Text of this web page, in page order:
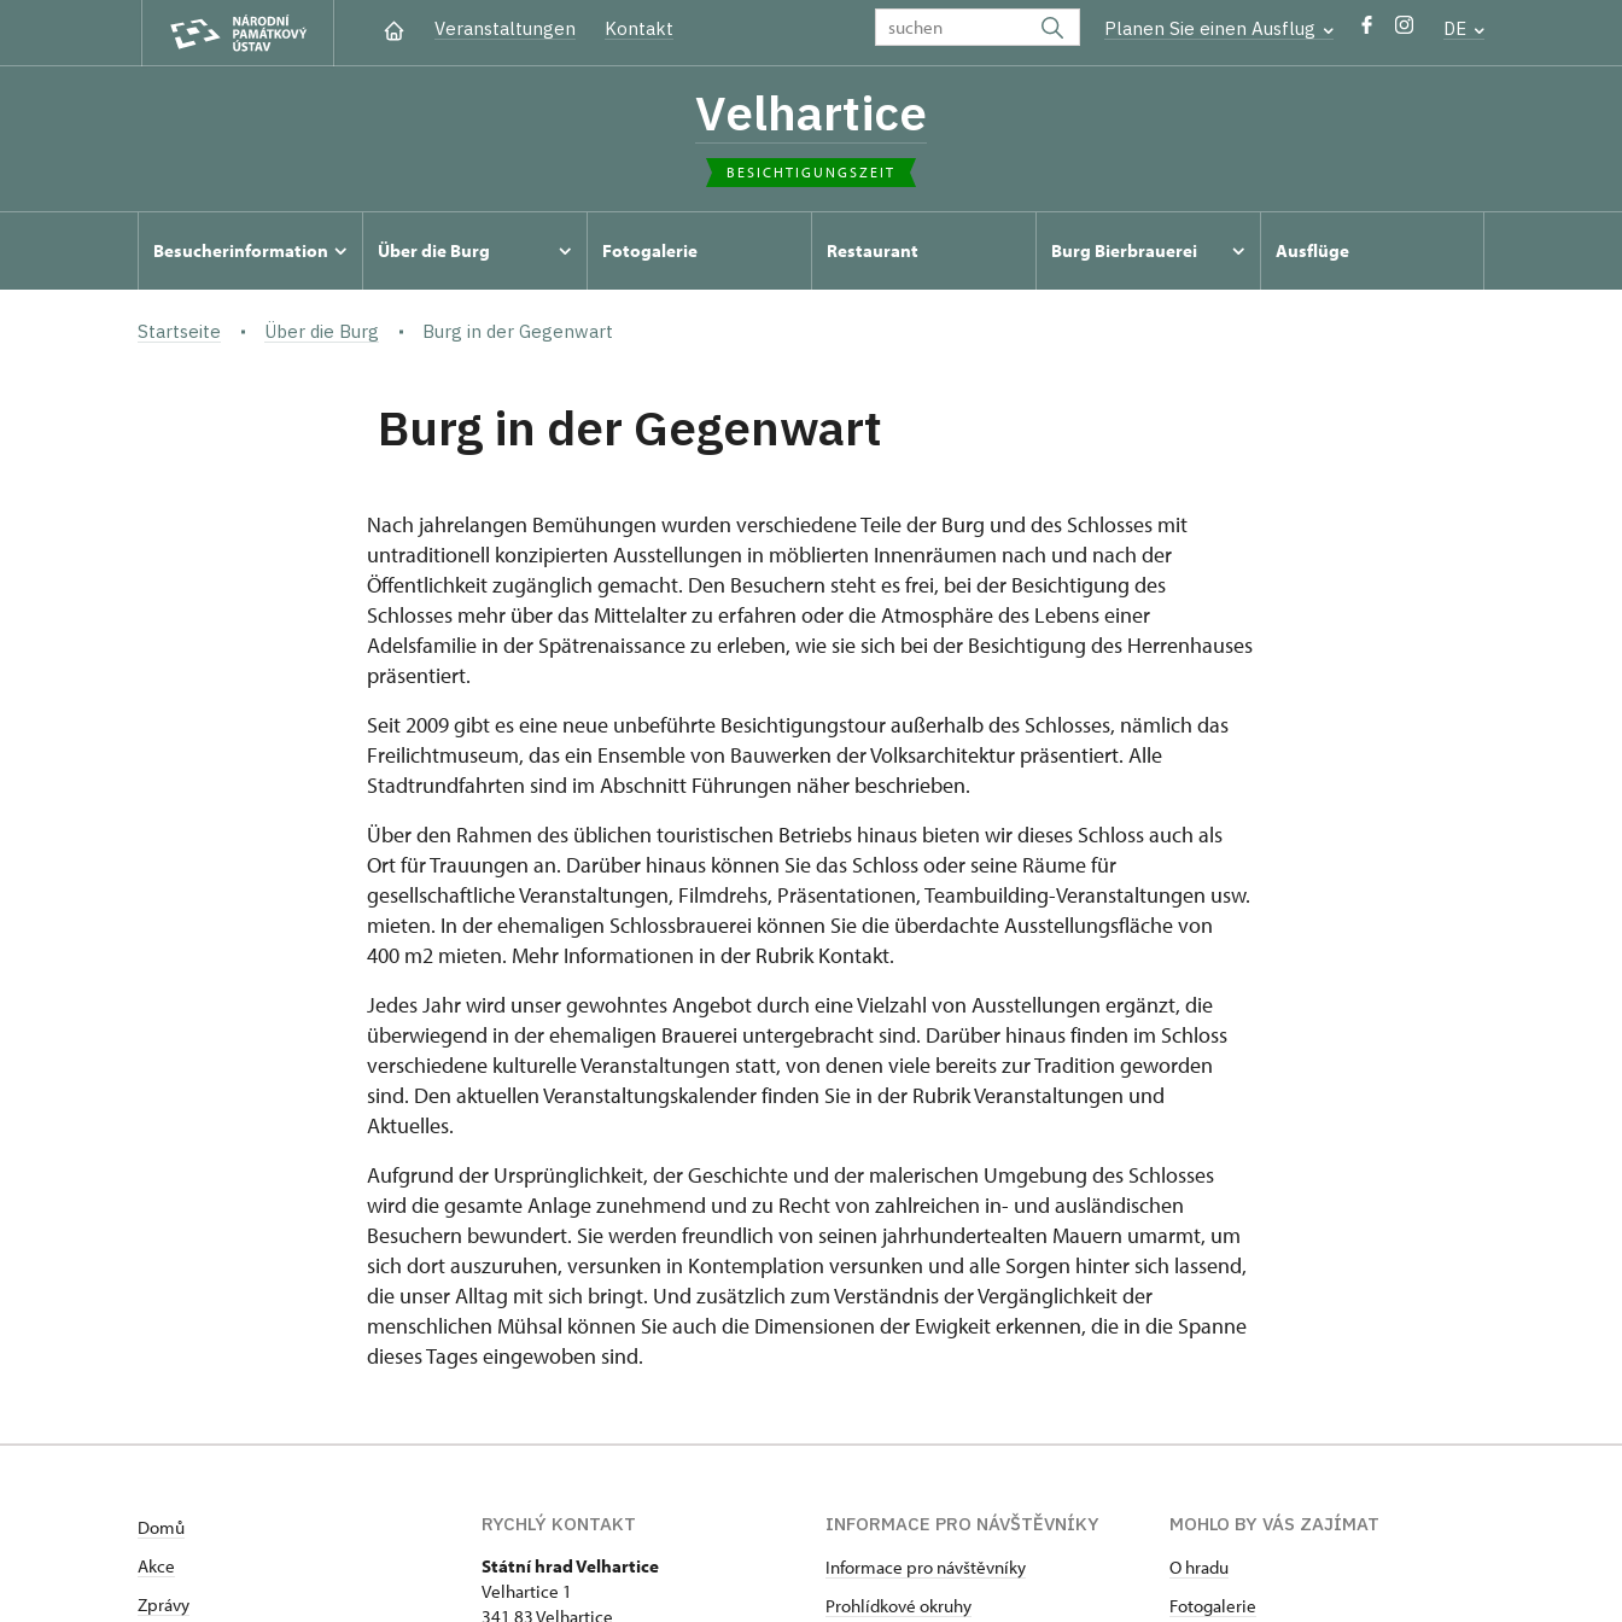
Veranstaltungen Kontakt Planen Sie einen Ausflug DE
Velhartice
BESICHTIGUNGSZEIT
Besucherinformation Über die Burg Fotogalerie Restaurant Burg Bierbrauerei Ausflüge
Startseite Über die Burg Burg in der Gegenwart
Burg in der Gegenwart
Nach jahrelangen Bemühungen wurden verschiedene Teile der Burg und des Schlosses mit
untraditionell konzipierten Ausstellungen in möblierten Innenräumen nach und nach der
Öffentlichkeit zugänglich gemacht. Den Besuchern steht es frei, bei der Besichtigung des
Schlosses mehr über das Mittelalter zu erfahren oder die Atmosphäre des Lebens einer
Adelsfamilie in der Spätrenaissance zu erleben, wie sie sich bei der Besichtigung des Herrenhauses
präsentiert.
Seit 2009 gibt es eine neue unbeführte Besichtigungstour außerhalb des Schlosses, nämlich das
Freilichtmuseum, das ein Ensemble von Bauwerken der Volksarchitektur präsentiert. Alle
Stadtrundfahrten sind im Abschnitt Führungen näher beschrieben.
Über den Rahmen des üblichen touristischen Betriebs hinaus bieten wir dieses Schloss auch als
Ort für Trauungen an. Darüber hinaus können Sie das Schloss oder seine Räume für
gesellschaftliche Veranstaltungen, Filmdrehs, Präsentationen, Teambuilding-Veranstaltungen usw.
mieten. In der ehemaligen Schlossbrauerei können Sie die überdachte Ausstellungsfläche von
400 m2 mieten. Mehr Informationen in der Rubrik Kontakt.
Jedes Jahr wird unser gewohntes Angebot durch eine Vielzahl von Ausstellungen ergänzt, die
überwiegend in der ehemaligen Brauerei untergebracht sind. Darüber hinaus finden im Schloss
verschiedene kulturelle Veranstaltungen statt, von denen viele bereits zur Tradition geworden
sind. Den aktuellen Veranstaltungskalender finden Sie in der Rubrik Veranstaltungen und
Aktuelles.
Aufgrund der Ursprünglichkeit, der Geschichte und der malerischen Umgebung des Schlosses
wird die gesamte Anlage zunehmend und zu Recht von zahlreichen in- und ausländischen
Besuchern bewundert. Sie werden freundlich von seinen jahrhundertealten Mauern umarmt, um
sich dort auszuruhen, versunken in Kontemplation versunken und alle Sorgen hinter sich lassend,
die unser Alltag mit sich bringt. Und zusätzlich zum Verständnis der Vergänglichkeit der
menschlichen Mühsal können Sie auch die Dimensionen der Ewigkeit erkennen, die in die Spanne
dieses Tages eingewoben sind.
Domů
Akce
Zprávy
RYCHLÝ KONTAKT
Státní hrad Velhartice
Velhartice 1
341 83 Velhartice
INFORMACE PRO NÁVŠTĚVNÍKY
Informace pro návštěvníky
Prohlídkové okruhy
MOHLO BY VÁS ZAJÍMAT
O hradu
Fotogalerie